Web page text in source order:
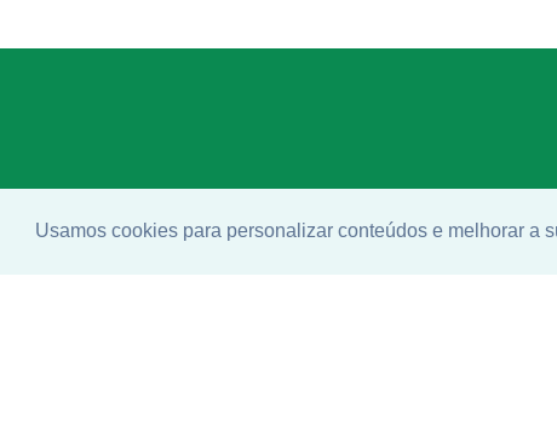
Usamos cookies para personalizar conteúdos e melhorar a